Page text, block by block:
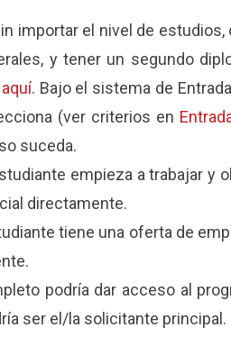
importar el nivel de
y tener un segundo
aquí. Bajo el sistema de
(ver criterios en
suceda.
empieza a trabajar y
directamente.
tiene una oferta de
podría dar acceso al
ser el/la solicitante principal.